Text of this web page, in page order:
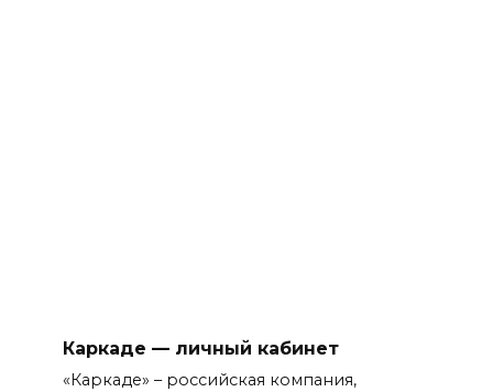
Каркаде — личный кабинет
«Каркаде» – российская компания,